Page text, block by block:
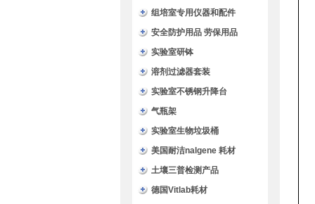
组培室专用仪器和配件
安全防护用品 劳保用品
实验室研钵
溶剂过滤器套装
实验室不锈钢升降台
气瓶架
实验室生物垃圾桶
美国耐洁nalgene 耗材
土壤三普检测产品
德国Vitlab耗材